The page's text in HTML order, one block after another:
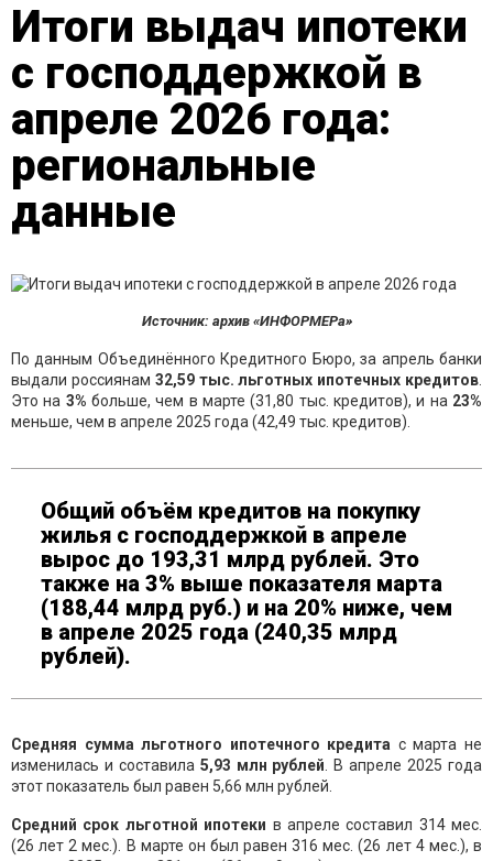
Итоги выдач ипотеки
с господдержкой в
апреле 2026 года:
региональные
данные
Источник: архив «ИНФОРМЕРа»
По данным Объединённого Кредитного Бюро, за апрель банки
выдали россиянам 32,59тыс. льготных ипотечных кредитов
Это на 3% больше, чем в марте (31,80 тыс. кредитов), и на 23%
меньше, чем в апреле 2025 года (42,49 тыс. кредитов).
Общий объём кредитов на покупку
жилья с господдержкой в апреле
вырос до 193,31 млрд рублей. Это
также на 3% выше показателя марта
(188,44 млрд руб.) и на 20% ниже, чем
в апреле 2025 года (240,35 млрд
рублей).
Средняя сумма льготного ипотечного кредита с марта не
изменилась и составила 5,93 млн рублей . В апреле 2025 года
этот показатель был равен 5,66 млн рублей.
Средний срок льготной ипотеки в апреле составил 314 мес.
(26 лет 2 мес.). В марте он был равен 316 мес. (26 лет 4 мес.), в